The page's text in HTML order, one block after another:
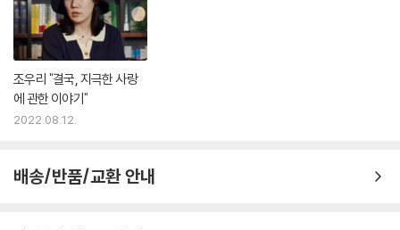
조우리 "결국, 지극한 사랑
에 관한 이야기"
2022.08.12.
배송/반품/교환 안내